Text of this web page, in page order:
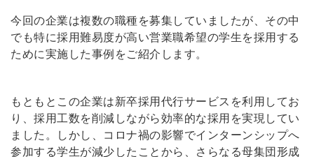
今回の企業は複数の職種を募集していましたが、その中
でも特に採用難易度が高い営業職希望の学生を採用する
ために実施した事例をご紹介します。
もともとこの企業は新卒採用代行サービスを利用してお
り、採用工数を削減しながら効率的な採用を実現してい
ました。しかし、コロナ禍の影響でインターンシップへ
参加する学生が減少したことから、さらなる母集団形成